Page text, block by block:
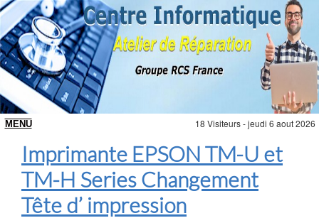
18 Visiteurs - jeudi 6 aout 2026
Imprimante EPSON TM-U et
TM-H Series Changement
Tête d’ impression